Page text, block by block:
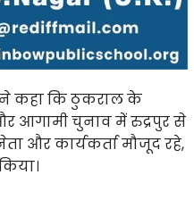
ने कहा कि ठुकराल के
आगामी चुनाव में रुद्रपुर से
और कार्यकर्ता मौजूद रहे,